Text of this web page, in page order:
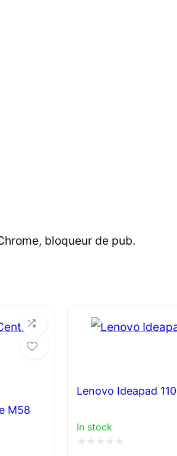
bloqueur de pub.
M58
Lenovo Ideapad 110
In stock